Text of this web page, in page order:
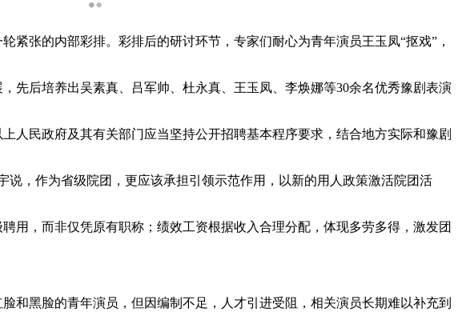
张的内部彩排。彩排后的研讨环节，专家们耐心为青年演员王玉凤“抠戏”，
后培养出吴素真、吕军帅、杜永真、王玉凤、李焕娜等30余名优秀豫剧表演
民政府及其有关部门应当坚持公开招聘基本程序要求，结合地方实际和豫剧
，作为省级院团，更应该承担引领示范作用，以新的用人政策激活院团活
，而非仅凭原有职称；绩效工资根据收入合理分配，体现多劳多得，激发团
黑脸的青年演员，但因编制不足，人才引进受阻，相关演员长期难以补充到